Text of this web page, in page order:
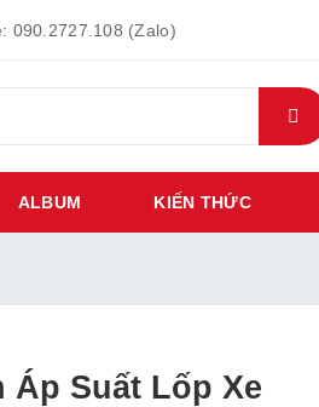
090.2727.108 (Zalo)
ALBUM KIẾN THỨC
Áp Suất Lốp Xe